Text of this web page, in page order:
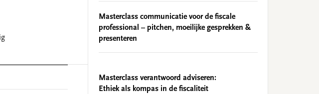
Masterclass communicatie voor de fiscale
professional – pitchen, moeilijke gesprekken &
presenteren
Masterclass verantwoord adviseren:
Ethiek als kompas in de fiscaliteit